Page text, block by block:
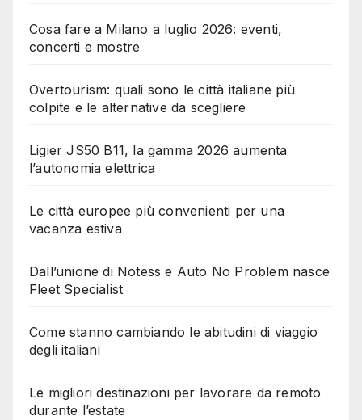
Cosa fare a Milano a luglio 2026: eventi,
concerti e mostre
Overtourism: quali sono le città italiane più
colpite e le alternative da scegliere
Ligier JS50 B11, la gamma 2026 aumenta
l’autonomia elettrica
Le città europee più convenienti per una
vacanza estiva
Dall’unione di Notess e Auto No Problem nasce
Fleet Specialist
Come stanno cambiando le abitudini di viaggio
degli italiani
Le migliori destinazioni per lavorare da remoto
durante l’estate